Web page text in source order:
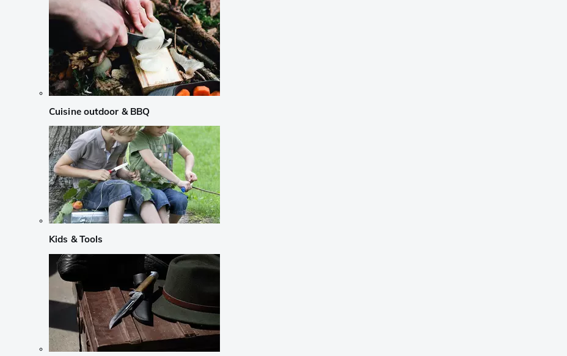
Cuisine outdoor & BBQ
Kids & Tools